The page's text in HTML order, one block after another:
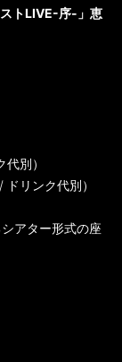
トLIVE-序-」恵
別）
リンク代別）
アター形式の座